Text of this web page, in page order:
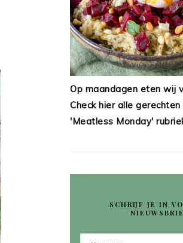
Op maandagen eten wij
Check hier alle
'Meatless Monday'
SCHRIJF JE IN